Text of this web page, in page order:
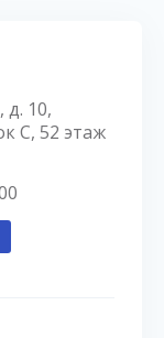
д. 10,
С, 52 этаж